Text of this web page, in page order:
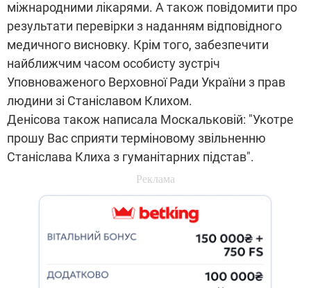
міжнародними лікарями. А також повідомити про
результати перевірки з наданням відповідного
медичного висновку. Крім того, забезпечити
найближчим часом особисту зустріч
Уповноваженого Верховної Ради України з прав
людини зі Станіславом Клихом.
Денісова також написала Москальковій: "Укотре
прошу Вас сприяти терміновому звільненню
Станіслава Клиха з гуманітарних підстав".